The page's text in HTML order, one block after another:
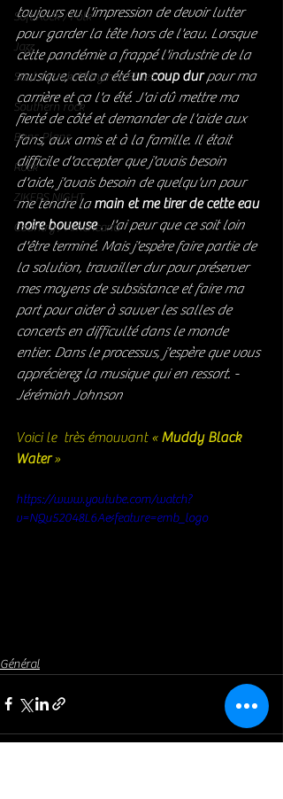
Soft Rock / Folk
Jazz
Soul / Funk / Rhythm Blues
Southern rock
Bons Plans
Rock
ZIKERS NIGHT
Country / Americana
toujours eu l'impression de devoir lutter
pour garder la tête hors de l'eau. Lorsque
cette pandémie a frappé l'industrie de la
musique, cela a été un coup dur pour ma
carrière et ça l'a été. J'ai dû mettre ma
fierté de côté et demander de l'aide aux
fans, aux amis et à la famille. Il était
difficile d'accepter que j'avais besoin
d'aide, j'avais besoin de quelqu'un pour
me tendre la main et me tirer de cette eau
noire boueuse . J'ai peur que ce soit loin
d'être terminé. Mais j'espère faire partie de
la solution, travailler dur pour préserver
mes moyens de subsistance et faire ma
part pour aider à sauver les salles de
concerts en difficulté dans le monde
entier. Dans le processus, j'espère que vous
apprécierez la musique qui en ressort. -
Jérémiah Johnson
Voici le  très émouvant « Muddy Black
Water »
https://www.youtube.com/watch?
v=NQu52048L6A&feature=emb_logo
Général